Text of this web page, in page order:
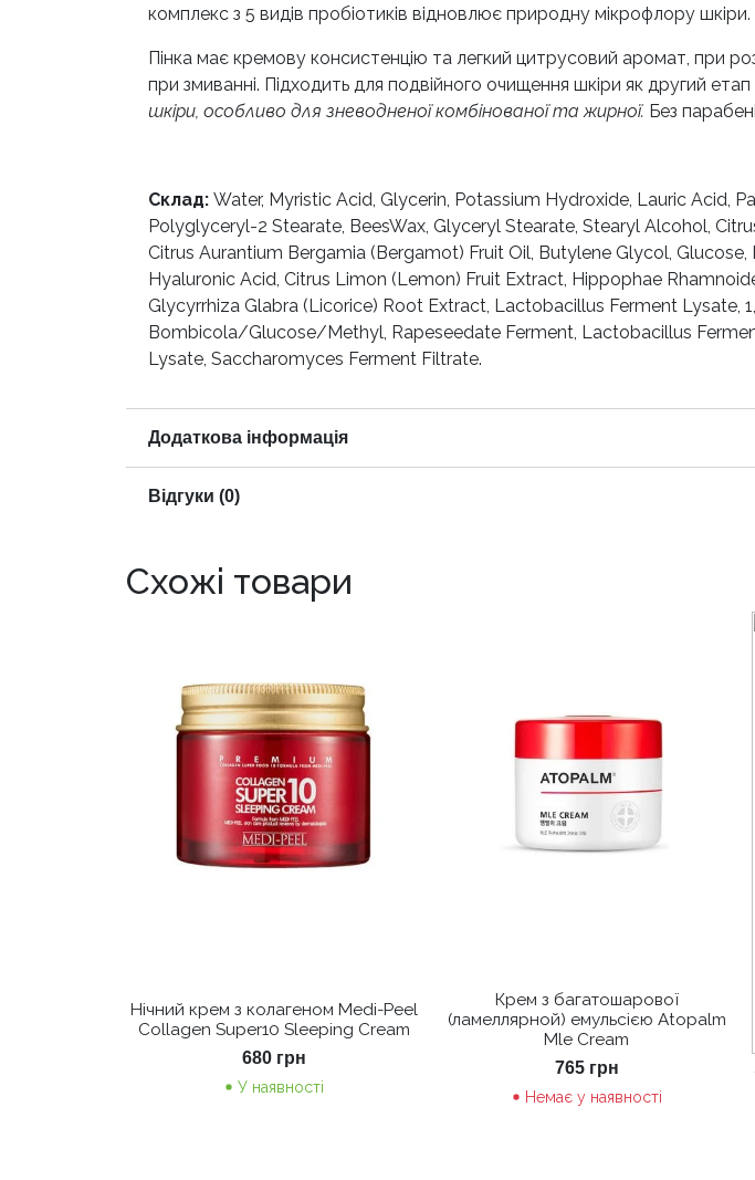
комплекс з 5 видів пробіотиків відновлює природну мікрофлору шкіри.
Пінка має кремову консистенцію та легкий цитрусовий аромат, при
при змиванні. Підходить для подвійного очищення шкіри як другий етап
шкіри, особливо для зневодненої комбінованої та жирної. Без
Склад: Water, Myristic Acid, Glycerin, Potassium Hydroxide, Lauric Acid,
Polyglyceryl-2 Stearate, BeesWax, Glyceryl Stearate, Stearyl Alcohol,
Citrus Aurantium Bergamia (Bergamot) Fruit Oil, Butylene Glycol,
Hyaluronic Acid, Citrus Limon (Lemon) Fruit Extract, Hippophae
Glycyrrhiza Glabra (Licorice) Root Extract, Lactobacillus Ferment Lysate,
Bombicola/Glucose/Methyl, Rapeseedate Ferment, Lactobacillus
Lysate, Saccharomyces Ferment Filtrate.
Додаткова інформація
Відгуки (0)
Схожі товари
Нічний крем з колагеном Medi-Peel
Collagen Super10 Sleeping Cream
680 грн
У наявності
Крем з багатошарової
(ламеллярной) емульсією Atopalm
Mle Cream
765 грн
Немає у наявності